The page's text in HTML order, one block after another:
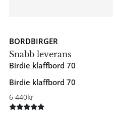
BORDBIRGER
Snabb leverans
Birdie klaffbord 70
Birdie klaffbord 70
6 440kr